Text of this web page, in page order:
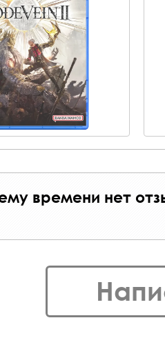
времени нет